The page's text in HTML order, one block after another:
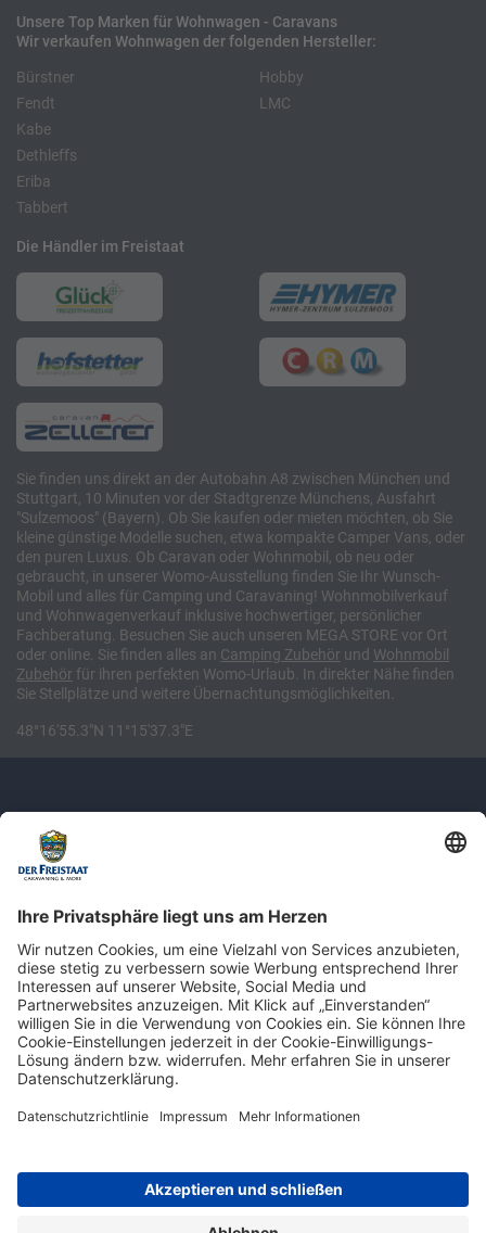
Unsere Top Marken für Wohnwagen - Caravans
Wir verkaufen Wohnwagen der folgenden Hersteller:
Bürstner
Fendt
Kabe
Hobby
LMC
Dethleffs
Eriba
Tabbert
Die Händler im Freistaat
Sie finden uns direkt an der Autobahn A8 zwischen München und
Stuttgart, 10 Minuten vor der Stadtgrenze Münchens, Ausfahrt
"Sulzemoos" (Bayern). Ob Sie kaufen oder mieten möchten, ob Sie
kleine günstige Modelle suchen, etwa kompakte Camper Vans, oder
den puren Luxus. Ob Caravan oder Wohnmobil, ob neu oder
gebraucht, in unserer Womo-Ausstellung finden Sie Ihr Wunsch-
Mobil und alles für Camping und Caravaning! Wohnmobilverkauf
und Wohnwagenverkauf inklusive hochwertiger, persönlicher
Fachberatung. Besuchen Sie auch unseren MEGA STORE vor Ort
oder online. Sie finden alles an Camping Zubehör und Wohnmobil
Zubehör für ihren perfekten Womo-Urlaub. In direkter Nähe finden
Sie Stellplätze und weitere Übernachtungsmöglichkeiten.
48°16'55.3"N 11°15'37.3"E
Newsletter: Jetzt auf
shop.derfreistaat.de anmelden und
einen 5€ Gutschein für unseren Online-
Shop erhalten!*
Impressum Datenschutz Barrierefreiheit